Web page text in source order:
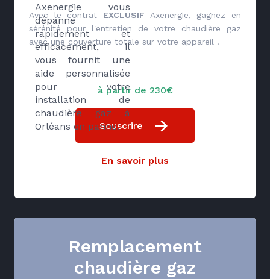
Axenergie vous
dépanne
rapidement et
efficacement, il
vous fournit une
aide personnalisée
pour votre
installation de
chaudière gaz à
Orléans en panne.
Avec le contrat EXCLUSIF Axenergie, gagnez en
sérénité pour l'entretien de votre chaudière gaz
avec une couverture totale sur votre appareil !
à partir de 230€
Souscrire
En savoir plus
Remplacement
chaudière gaz